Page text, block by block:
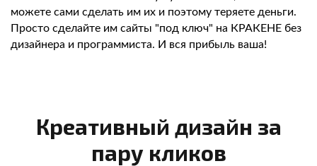
можете сами сделать им их и поэтому теряете деньги.
Просто сделайте им сайты "под ключ" на КРАКЕНЕ без
дизайнера и программиста. И вся прибыль ваша!
Креативный дизайн за
пару кликов